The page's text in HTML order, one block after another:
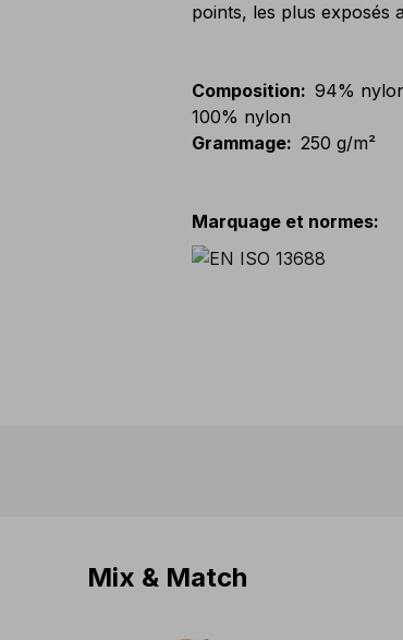
points, les plus exposés
Composition: 94%
100% nylon
Grammage: 250 g/m²
Marquage et normes:
Mix & Match